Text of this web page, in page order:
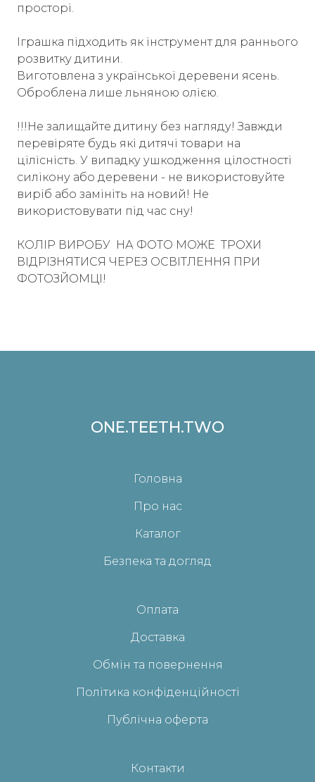
просторі.
Іграшка підходить як інструмент для раннього
розвитку дитини.
Виготовлена з української деревени ясень.
Оброблена лише льняною олією.
!!!Не залищайте дитину без нагляду! Завжди
перевіряте будь які дитячі товари на
цілісність. У випадку ушкодження цілостності
силікону або деревени - не використовуйте
виріб або замініть на новий! Не
використовувати під час сну!
КОЛІР ВИРОБУ НА ФОТО МОЖЕ ТРОХИ
ВІДРІЗНЯТИСЯ ЧЕРЕЗ ОСВІТЛЕННЯ ПРИ
ФОТОЗЙОМЦІ!
ONE.TEETH.TWO
Головна
Про нас
Каталог
Безпека та догляд
Оплата
Доставка
Обмін та повернення
Політика конфіденційності
Публічна оферта
Контакти